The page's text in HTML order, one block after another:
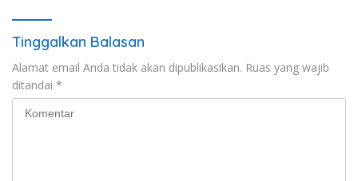
Tinggalkan Balasan
Alamat email Anda tidak akan dipublikasikan. Ruas yang wajib
ditandai *